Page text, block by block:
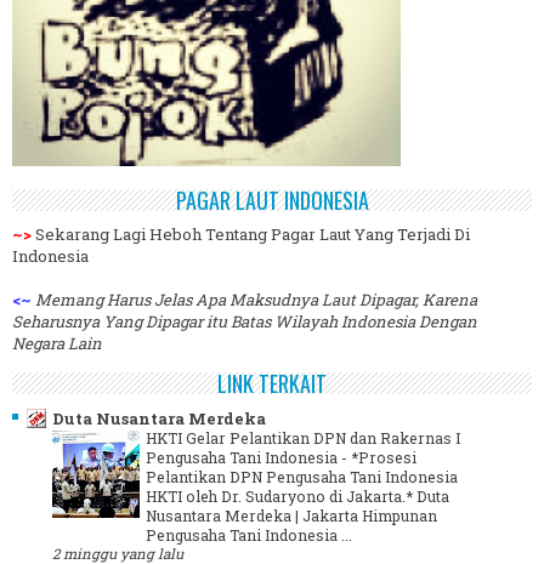
PAGAR LAUT INDONESIA
~>Sekarang Lagi Heboh Tentang Pagar Laut Yang Terjadi Di
Indonesia
<~ Memang Harus Jelas Apa Maksudnya Laut Dipagar, Karena
Seharusnya Yang Dipagar itu Batas Wilayah Indonesia Dengan
Negara Lain
LINK TERKAIT
Duta Nusantara Merdeka
HKTI Gelar Pelantikan DPN dan Rakernas I
Pengusaha Tani Indonesia - *Prosesi
Pelantikan DPN Pengusaha Tani Indonesia
HKTI oleh Dr. Sudaryono di Jakarta.* Duta
Nusantara Merdeka | Jakarta Himpunan
Pengusaha Tani Indonesia ...
2 minggu yang lalu